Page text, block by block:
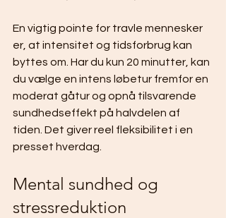
En vigtig pointe for travle mennesker
er, at intensitet og tidsforbrug kan
byttes om. Har du kun 20 minutter, kan
du vælge en intens løbetur fremfor en
moderat gåtur og opnå tilsvarende
sundhedseffekt på halvdelen af
tiden. Det giver reel fleksibilitet i en
presset hverdag.
Mental sundhed og
stressreduktion